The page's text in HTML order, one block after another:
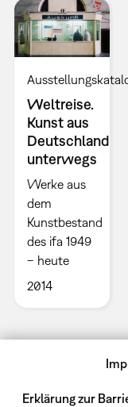
Weltreise.
Kunst aus
Deutschland
unterwegs
Werke aus
dem
Kunstbestand
des ifa 1949
– heute
2014
Erklärung zur